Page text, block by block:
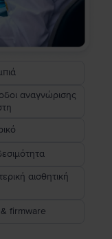
αναγνώρισης
αισθητική
& firmware